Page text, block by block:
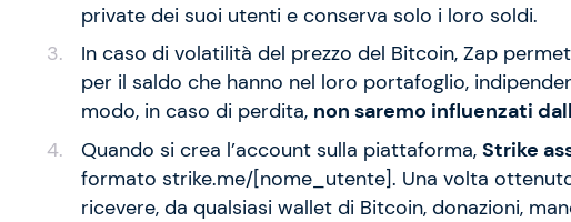
private dei suoi utenti e conserva solo i loro soldi.
In caso di volatilità del prezzo del Bitcoin, Zap
per il saldo che hanno nel loro portafoglio,
modo, in caso di perdita, non saremo influenzati
Quando si crea l’account sulla piattaforma, Strike
formato strike.me/[nome_utente]. Una volta
ricevere, da qualsiasi wallet di Bitcoin, donazioni,